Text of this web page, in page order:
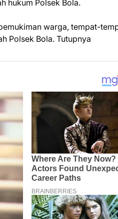
hukum Polsek Bola.
warga, tempat-
Polsek Bola. Tutupnya